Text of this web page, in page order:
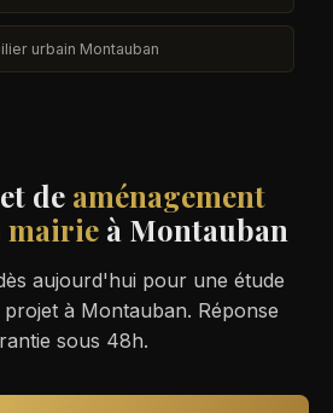
urbain Montauban
de aménagement
mairieà Montauban
aujourd'hui pour une étude
à Montauban. Réponse
sous 48h.